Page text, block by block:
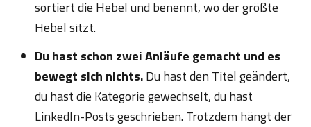
sortiert die Hebel und benennt, wo der größte
Hebel sitzt.
Du hast schon zwei Anläufe gemacht und es
bewegt sich nichts.Du hast den Titel geändert,
du hast die Kategorie gewechselt, du hast
LinkedIn-Posts geschrieben. Trotzdem hängt der